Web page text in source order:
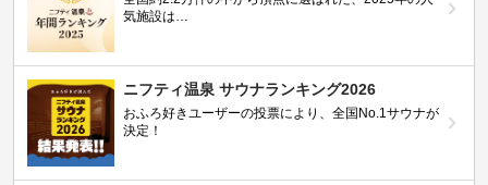
気施設は…
ニフティ温泉 サウナランキング2026
おふろ好きユーザーの投票により、全国No.1サウナが
決定！